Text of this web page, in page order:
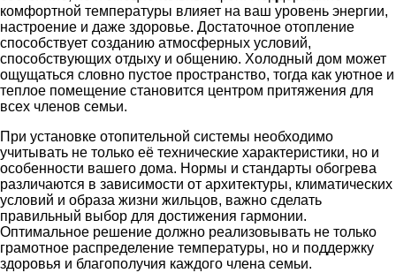
комфортной температуры влияет на ваш уровень энергии,
настроение и даже здоровье. Достаточное отопление
способствует созданию атмосферных условий,
способствующих отдыху и общению. Холодный дом может
ощущаться словно пустое пространство, тогда как уютное и
теплое помещение становится центром притяжения для
всех членов семьи.
При установке отопительной системы необходимо
учитывать не только её технические характеристики, но и
особенности вашего дома. Нормы и стандарты обогрева
различаются в зависимости от архитектуры, климатических
условий и образа жизни жильцов, важно сделать
правильный выбор для достижения гармонии.
Оптимальное решение должно реализовывать не только
грамотное распределение температуры, но и поддержку
здоровья и благополучия каждого члена семьи.